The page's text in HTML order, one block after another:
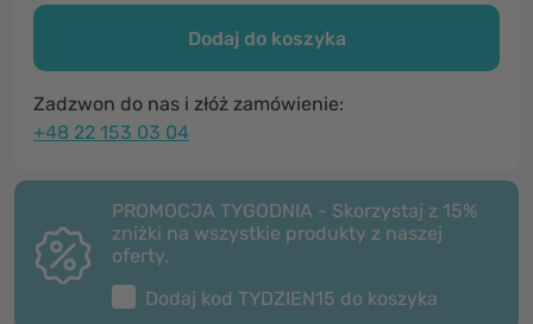
Dodaj do koszyka
Zadzwon do nas i złóż zamówienie:
+48 22 153 03 04
PROMOCJA TYGODNIA - Skorzystaj z 15%
zniżki na wszystkie produkty z naszej
oferty.
Dodaj kod TYDZIEN15 do koszyka